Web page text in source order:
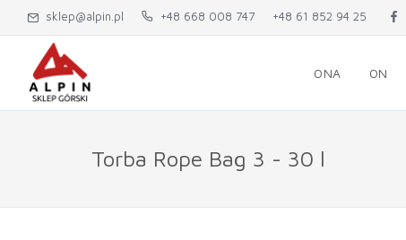
sklep@alpin.pl +48 668 008 747 +48 61 852 94 25
ONA ON
Torba Rope Bag 3 - 30 l